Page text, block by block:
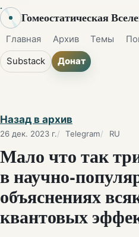
Гомеостатическая
Главная Архив Темы
Substack Донат
Назад в архив
26 дек. 2023 г. Telegram RU
Мало что так
в научно-
объяснениях
квантовых